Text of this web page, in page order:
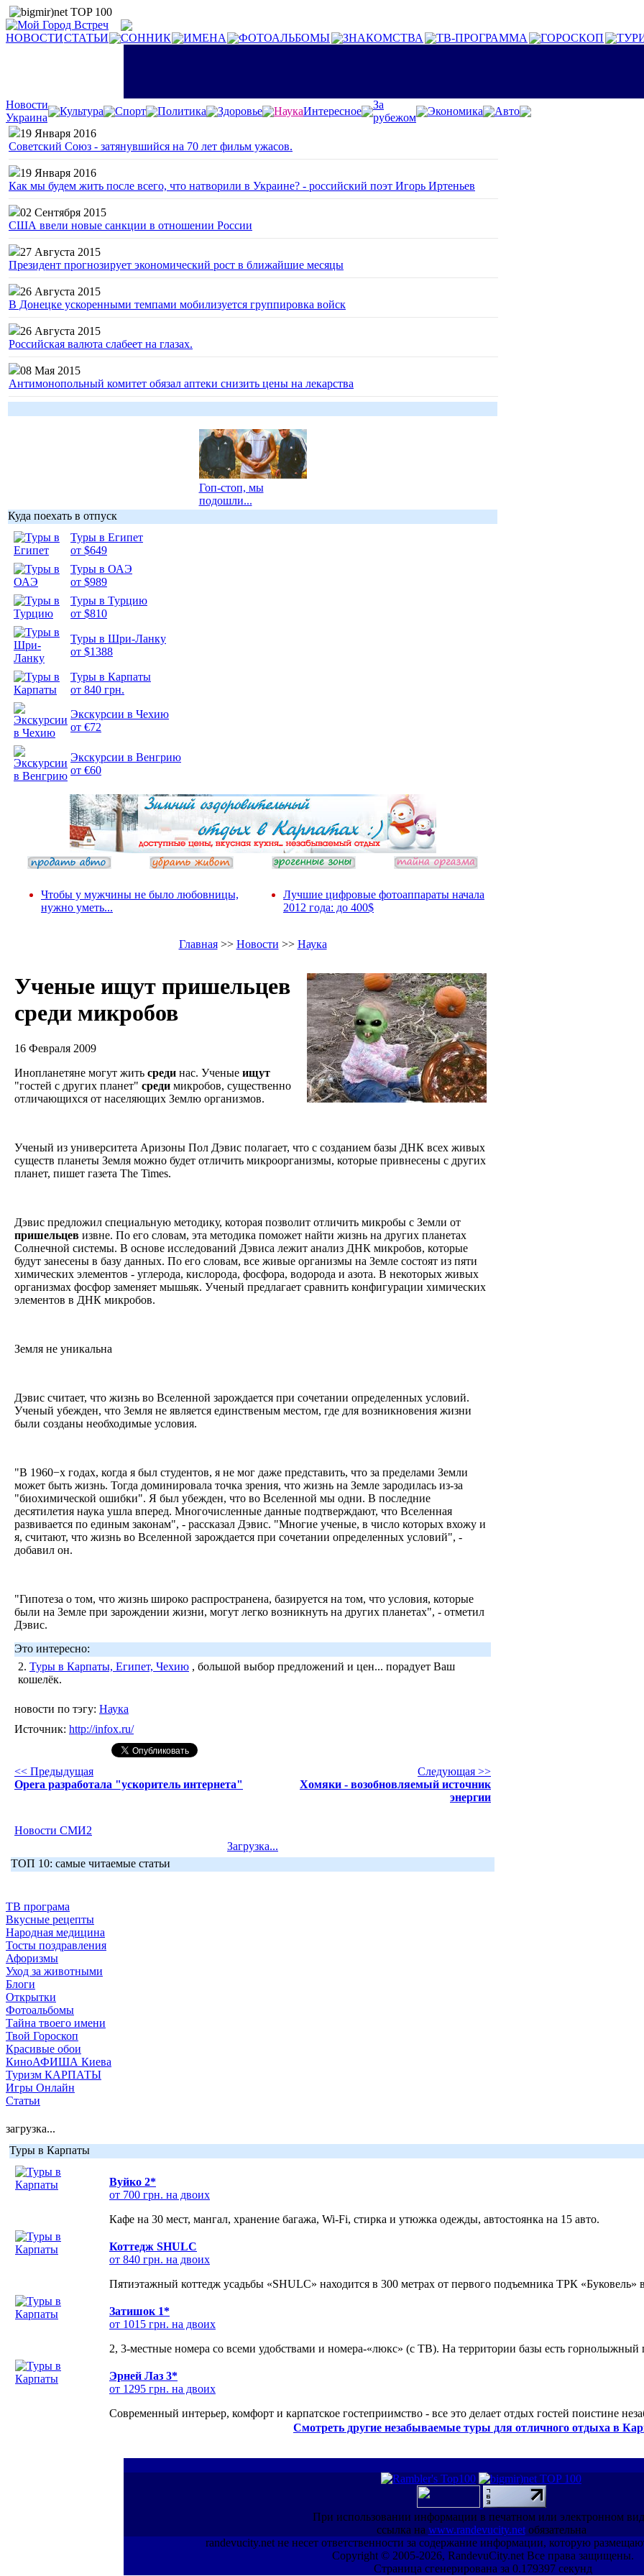
НОВОСТИСТАТЬИ СОННИК ИМЕНА ФОТОАЛЬБОМЫ ЗНАКОМСТВА ТВ-ПРОГРАММА ГОРОСКОП
Новости
Украина
Культура Спорт Политика Здоровье НаукаИнтересное
За
рубежом
Экономика
Авто
19 Января 2016
Советский Союз - затянувшийся на 70 лет фильм ужасов.
19 Января 2016
Как мы будем жить после всего, что натворили в Украине? - российский поэт Игорь Иртеньев
02 Сентября 2015
США ввели новые санкции в отношении России
27 Августа 2015
Президент прогнозирует экономический рост в ближайшие месяцы
26 Августа 2015
В Донецке ускоренными темпами мобилизуется группировка войск
26 Августа 2015
Российская валюта слабеет на глазах.
08 Мая 2015
Антимонопольный комитет обязал аптеки снизить цены на лекарства
Гоп-стоп, мы
подошли...
Куда поехать в отпуск
Туры в Египет
от $649
Туры в ОАЭ
от $989
Туры в Турцию
от $810
Туры в Шри-Ланку
от $1388
Туры в Карпаты
от 840 грн.
Экскурсии в Чехию
от €72
Экскурсии в Венгрию
от €60
Чтобы у мужчины не было любовницы,
нужно уметь...
Лучшие цифровые фотоаппараты начала
2012 года: до 400$
Главная>> Новости >> Наука
Ученые ищут пришельцев
среди микробов
16 Февраля 2009
Инопланетяне могут жить среди нас. Ученые ищут
"гостей с других планет" среди микробов, существенно
отличающихся от населяющих Землю организмов.
Ученый из университета Аризоны Пол Дэвис полагает, что с созданием базы ДНК всех живых
существ планеты Земля можно будет отличить микроорганизмы, которые привнесены с других
планет, пишет газета The Times.
Дэвис предложил специальную методику, которая позволит отличить микробы с Земли от
пришельцев извне. По его словам, эта методика поможет найти жизнь на других планетах
Солнечной системы. В основе исследований Дэвиса лежит анализ ДНК микробов, которые
будут занесены в базу данных. По его словам, все живые организмы на Земле состоят из пяти
химических элементов - углерода, кислорода, фосфора, водорода и азота. В некоторых живых
организмах фосфор заменяет мышьяк. Ученый предлагает сравнить конфигурации химических
элементов в ДНК микробов.
Земля не уникальна
Дэвис считает, что жизнь во Вселенной зарождается при сочетании определенных условий.
Ученый убежден, что Земля не является единственым местом, где для возникновения жизни
были созданы необходимые условия.
"В 1960−х годах, когда я был студентов, я не мог даже представить, что за пределами Земли
может быть жизнь. Тогда доминировала точка зрения, что жизнь на Земле зародилась из-за
"биохимической ошибки". Я был убежден, что во Вселенной мы одни. В последние
десятилетия наука ушла вперед. Многочисленные данные подтверждают, что Вселенная
развивается по единым законам", - рассказал Дэвис. "Многие ученые, в число которых вхожу и
я, считают, что жизнь во Вселенной зарождается при сочетании определенных условий", -
добавил он.
"Гипотеза о том, что жизнь широко распространена, базируется на том, что условия, которые
были на Земле при зарождении жизни, могут легко возникнуть на других планетах", - отметил
Дэвис.
Это интересно:
2. Туры в Карпаты, Египет, Чехию , большой выбор предложений и цен... порадует Ваш
кошелёк.
новости по тэгу: Наука
Источник: http://infox.ru/
<< Предыдущая
Opera разработала "ускоритель интернета"
Следующая >>
Хомяки - возобновляемый источник
энергии
Новости СМИ2
Загрузка...
ТОП 10: самые читаемые статьи
ТВ програма
Вкусные рецепты
Народная медицина
Тосты поздравления
Афоризмы
Уход за животными
Блоги
Открытки
Фотоальбомы
Тайна твоего имени
Твой Гороскоп
Красивые обои
КиноАФИША Киева
Туризм КАРПАТЫ
Игры Онлайн
Статьи
загрузка...
Туры в Карпаты
Вуйко 2*
от 700 грн. на двоих
Кафе на 30 мест, мангал, хранение багажа, Wi-Fi, стирка и утюжка одежды, автостоянка на 15 авто.
Коттедж SHULC
от 840 грн. на двоих
Пятиэтажный коттедж усадьбы «SHULC» находится в 300 метрах от первого подъемника ТРК «Буковель»
Затишок 1*
от 1015 грн. на двоих
2, 3-местные номера со всеми удобствами и номера-«люкс» (с ТВ). На территории базы есть горнолыжный
Эрней Лаз 3*
от 1295 грн. на двоих
Современный интерьер, комфорт и карпатское гостеприимство - все это делает отдых гостей поистине
Смотреть другие незабываемые туры для отличного отдыха в
При использовании информации в печатном или электронном
ссылка на www.randevucity.netобязательна
randevucity.net не несет ответственности за содержание информации, которую
Copyright © 2005-2026, RandevuCity.net Все права защищены.
Страница сгенерирована за 0.179397 секунд